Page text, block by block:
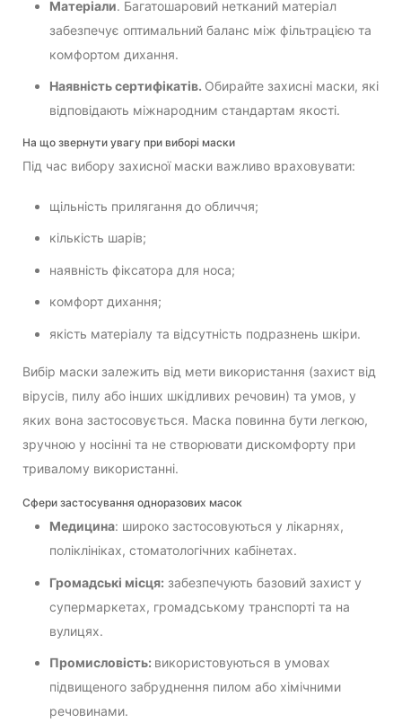
Матеріали. Багатошаровий нетканий матеріал
забезпечує оптимальний баланс між фільтрацією та
комфортом дихання.
Наявність сертифікатів. Обирайте захисні маски, які
відповідають міжнародним стандартам якості.
На що звернути увагу при виборі маски
Під час вибору захисної маски важливо враховувати:
щільність прилягання до обличчя;
кількість шарів;
наявність фіксатора для носа;
комфорт дихання;
якість матеріалу та відсутність подразнень шкіри.
Вибір маски залежить від мети використання (захист від
вірусів, пилу або інших шкідливих речовин) та умов, у
яких вона застосовується. Маска повинна бути легкою,
зручною у носінні та не створювати дискомфорту при
тривалому використанні.
Сфери застосування одноразових масок
Медицина: широко застосовуються у лікарнях,
поліклініках, стоматологічних кабінетах.
Громадські місця: забезпечують базовий захист у
супермаркетах, громадському транспорті та на
вулицях.
Промисловість: використовуються в умовах
підвищеного забруднення пилом або хімічними
речовинами.